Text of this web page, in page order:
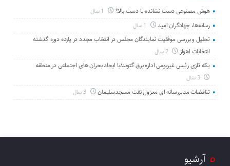
هوش مصنوعی دست نشانده یا دست بالا؟
رسانه‌ها، جهادگران امید
تحلیل و بررسی موفقیت نمایندگان مجلس در انتخاب مجدد در یازده دوره گذشته
انتخابات اهواز
2 سال
یکه تازی رئیس غیربومی اداره برق گتوند/با ایجاد بحران های اجتماعی در منطقه
3 سال
تناقضات مدیررسانه ای معزول نفت مسجدسلیمان 3 سال
آرشیو